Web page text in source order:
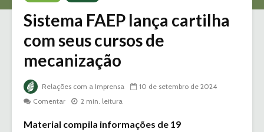
Sistema FAEP lança cartilha
com seus cursos de
mecanização
Relações com a Imprensa
10 de setembro de 2024
Comentar
2 min. leitura
Material compila informações de 19